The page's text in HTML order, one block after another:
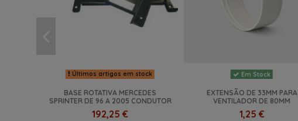
Últimos artigos em stock
BASE ROTATIVA MERCEDES
SPRINTER DE 96 A 2005 CONDUTOR
192,25 €
Em Stock
EXTENSÃO DE 33MM PARA
VENTILADOR DE 80MM
1,25 €